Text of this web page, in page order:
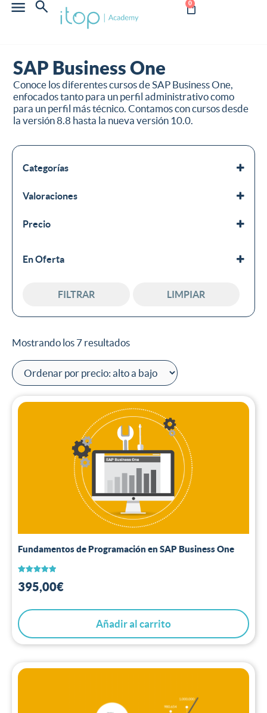
0
SAP Business One
Conoce los diferentes cursos de SAP Business One,
enfocados tanto para un perfil administrativo como
para un perfil más técnico. Contamos con cursos desde
la versión 8.8 hasta la nueva versión 10.0.
Categorías
SAP Business One
Valoraciones
Precio
En Oferta
FILTRAR LIMPIAR
Mostrando los 7 resultados
Fundamentos de Programación en SAP Business One
con
5.00
395,00€
Añadir al carrito